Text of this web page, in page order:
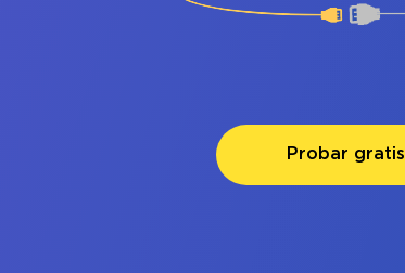
Probar gratis